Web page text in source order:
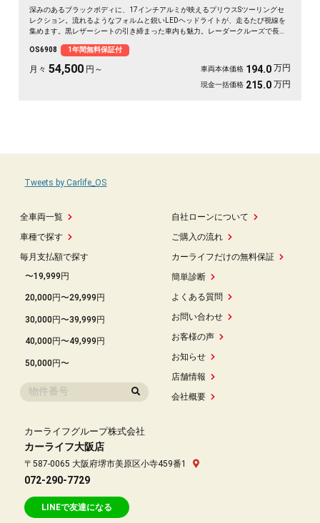
深みのあるブラックボディに、17インチアルミが映えるプリウスSツーリングセ
レクション。流れるようなフォルムと鋭いLEDヘッドライトが、走るたび視線を
集めます。黒レザーシートの引き締まった車内も魅力。レーダークルーズで長距
気ままにドライブ、そんな時間が似合う一台🚗✨💎💺。乗るほど愛着がわく相棒
です《1年保証付》😎
OS6908 1年間無料保証付
月々 54,500 円～ 車両本体価格 194.0 万円
現金一括価格 215.0 万円
全車両一覧
車種で探す
毎月支払額で探す
〜19,999円
20,000円〜29,999円
30,000円〜39,999円
40,000円〜49,999円
50,000円〜
自社ローンについて
ご購入の流れ
カーライフだけの無料保証
簡単診断
よくある質問
お問い合わせ
お客様の声
お知らせ
店舗情報
会社概要
Tweets by Carlife_OS
カーライフグループ株式会社
カーライフ大阪店
〒587-0065 大阪府堺市美原区小寺459番1
072-290-7729
LINEで友達になる